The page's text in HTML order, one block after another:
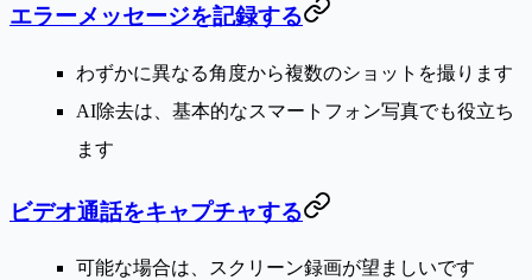
エラーメッセージを記録する
わずかに異なる角度から複数のショットを撮ります
AI除去は、基本的なスマートフォン写真でも役立ち
ます
ビデオ通話をキャプチャする
可能な場合は、スクリーン録画が望ましいです